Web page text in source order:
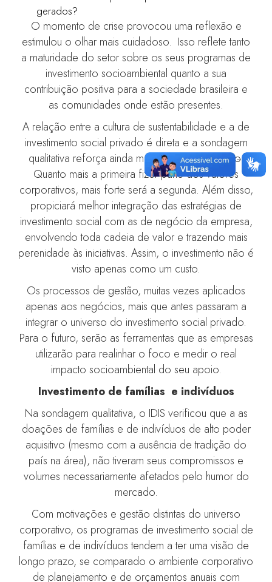
gerados?
O momento de crise provocou uma reflexão e
estimulou o olhar mais cuidadoso. Isso reflete tanto
a maturidade do setor sobre os seus programas de
investimento socioambiental quanto a sua
contribuição positiva para a sociedade brasileira e
as comunidades onde estão presentes.
A relação entre a cultura de sustentabilidade e a de
investimento social privado é direta e a sondagem
qualitativa reforça ainda mais esse entendimento.
Quanto mais a primeira fizer parte dos valores
corporativos, mais forte será a segunda. Além disso,
propiciará melhor integração das estratégias de
investimento social com as de negócio da empresa,
envolvendo toda cadeia de valor e trazendo mais
perenidade às iniciativas. Assim, o investimento não é
visto apenas como um custo.
Os processos de gestão, muitas vezes aplicados
apenas aos negócios, mais que antes passaram a
integrar o universo do investimento social privado.
Para o futuro, serão as ferramentas que as empresas
utilizarão para realinhar o foco e medir o real
impacto socioambiental do seu apoio.
Investimento de famílias e indivíduos
Na sondagem qualitativa, o IDIS verificou que a as
doações de famílias e de indivíduos de alto poder
aquisitivo (mesmo com a ausência de tradição do
país na área), não tiveram seus compromissos e
volumes necessariamente afetados pelo humor do
mercado.
Com motivações e gestão distintas do universo
corporativo, os programas de investimento social de
famílias e de indivíduos tendem a ter uma visão de
longo prazo, se comparado o ambiente corporativo
de planejamento e de orçamentos anuais com